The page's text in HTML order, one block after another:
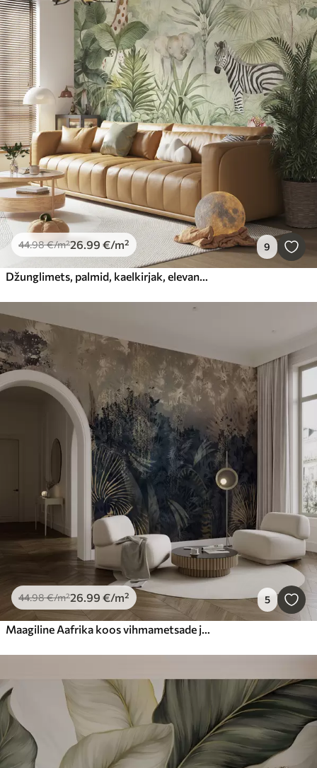
44.98€/m²26 .99 €/m² 9
44.98€/m²26 .99 €/m² 5